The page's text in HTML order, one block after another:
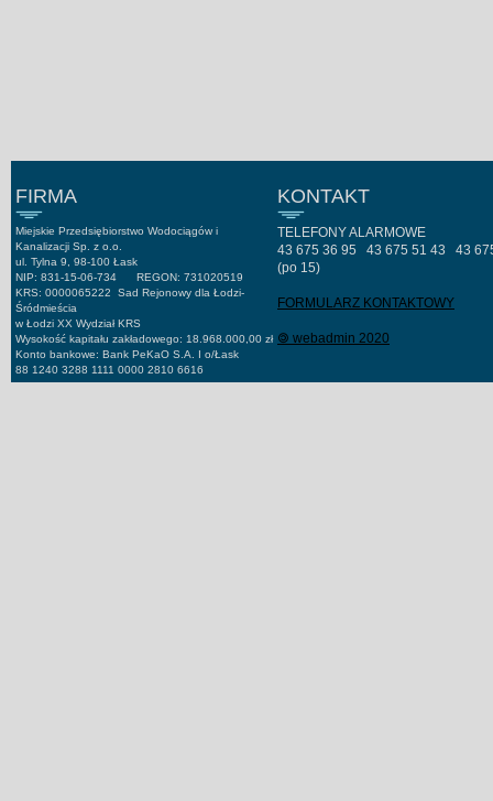
FIRMA KONTAKT
Miejskie Przedsiębiorstwo Wodociągów i
Kanalizacji Sp. z o.o.
ul. Tylna 9, 98-100 Łask
NIP: 831-15-06-734 REGON: 731020519
KRS: 0000065222 Sad Rejonowy dla Łodzi-
Śródmieścia
w Łodzi XX Wydział KRS
Wysokość kapitału zakładowego: 18.968.000,00 zł
Konto bankowe: Bank PeKaO S.A. I o/Łask
88 1240 3288 1111 0000 2810 6616
TELEFONY ALARMOWE
43 675 36 95 43 675 51 43 43
(po 15)
FORMULARZ KONTAKTOWY
🄯 webadmin 2020